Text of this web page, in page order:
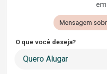
Mensagem
O que você deseja?
Quero Alugar